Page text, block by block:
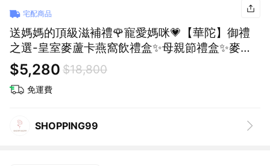
宅配商品
送媽媽的頂級滋補禮🌹寵愛媽咪💗【華陀】御禮
之選-皇室麥蘆卡燕窩飲禮盒✨母親節禮盒✨麥蘆
卡蜂蜜✨燕窩飲✨滋補養顏✨高級送禮推薦✨媽媽
最愛 (SHOPPING99)
$5,280 $18,800
免運費
SHOPPING99